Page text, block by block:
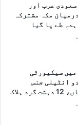
عرب اور
مکہ مشترکہ
طے پا گیا
میں سیکیورٹی
انٹیلی جنس
ہلاک